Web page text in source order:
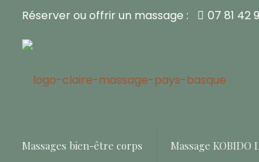
Réserver ou offrir un massage : 07 81 42
Massages bien-être corps Massage KOBIDO